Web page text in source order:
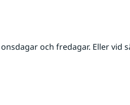
och fredagar. Eller vid